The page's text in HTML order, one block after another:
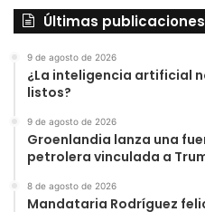
Últimas publicaciones
9 de agosto de 2026
¿La inteligencia artificial
listos?
9 de agosto de 2026
Groenlandia lanza una
petrolera vinculada a
8 de agosto de 2026
Mandataria Rodríguez